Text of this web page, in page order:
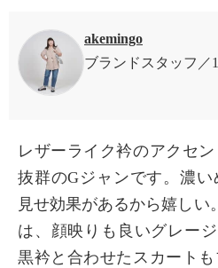
akemingo
ブランドスタッフ
レザーライク衿のアクセ
抜群のGジャンです。濃
見せ効果があるから嬉しい
は、顔映りも良いグレー
黒衿と合わせたスカート